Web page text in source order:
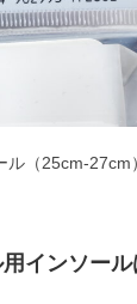
（25cm‐27cm）
インソー